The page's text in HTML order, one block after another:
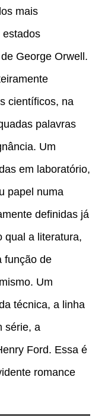
mais
estados
George Orwell.
científicos, na
palavras
Um
em laboratório,
papel numa
definidas já
qual a literatura,
função de
Um
técnica, a linha
série, a
Ford. Essa é
romance